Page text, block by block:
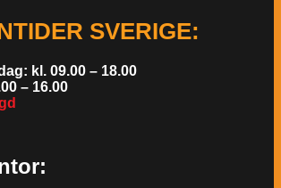
SVERIGE:
kl. 09.00 – 18.00
– 16.00